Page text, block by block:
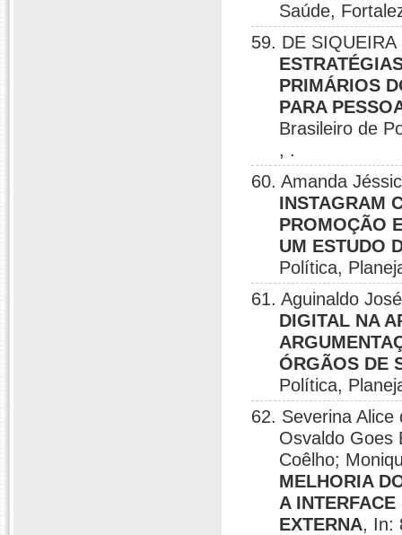
Saúde,
59. DE
PRIMÁRIOS
PARA
Brasileiro de
, .
60. Amanda
INSTAGRAM
PROMOÇÃO
UM ESTUDO
Política,
61. Aguinaldo
DIGITAL NA
ÓRGÃOS DE
Política,
62. Severina
Osvaldo Goes
Coêlho;
MELHORIA
A
EXTERNA, In: